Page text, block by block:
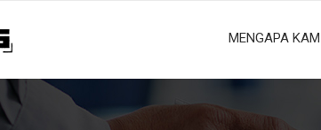
MENGAPA